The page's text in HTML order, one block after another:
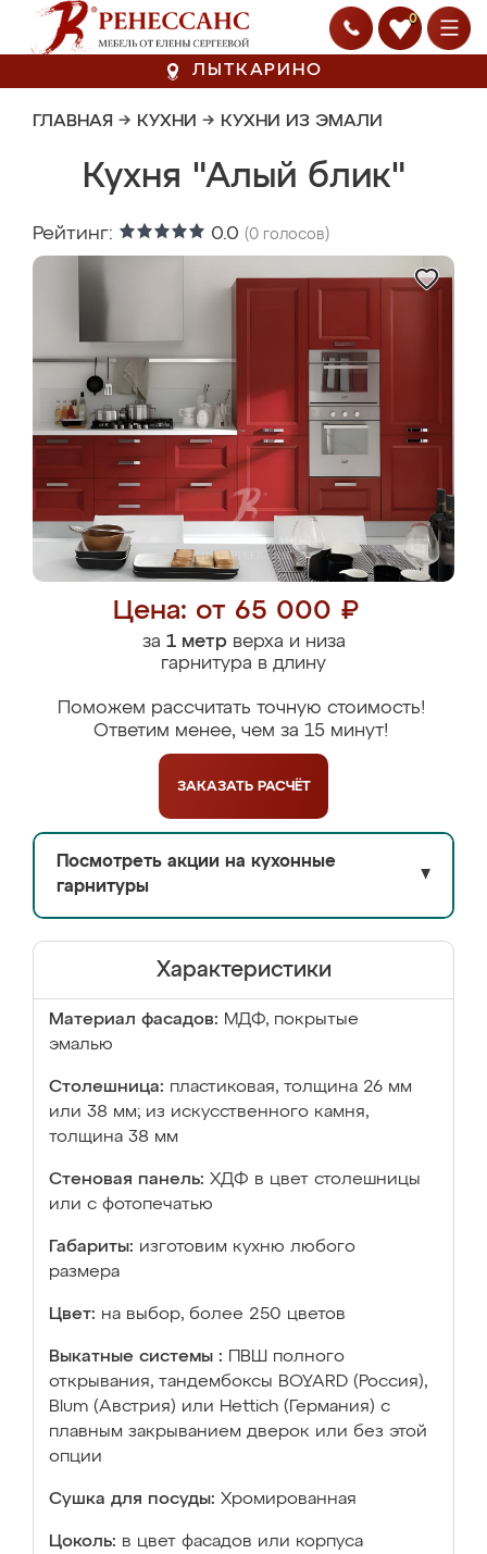
0
ЛЫТКАРИНО
ГЛАВНАЯ → КУХНИ → КУХНИ ИЗ ЭМАЛИ
Кухня "Алый блик"
Рейтинг: 0.0 (0 голосов)
Цена: от 65 000 ₽
за 1 метрверха и низа
гарнитура в длину
Поможем рассчитать точную стоимость!
Ответим менее, чем за 15 минут!
ЗАКАЗАТЬ РАСЧЁТ
Посмотреть акции на кухонные
гарнитуры
▼
Характеристики
Материал фасадов: МДФ, покрытые
эмалью
Столешница: пластиковая, толщина 26 мм
или 38 мм; из искусственного камня,
толщина 38 мм
Стеновая панель: ХДФ в цвет столешницы
или с фотопечатью
Габариты: изготовим кухню любого
размера
Цвет: на выбор, более 250 цветов
Выкатные системы :
ПВШ полного
открывания, тандембоксы BOYARD (Россия),
Blum (Австрия) или Hettich (Германия) с
плавным закрыванием дверок или без этой
опции
Сушка для посуды: Хромированная
Цоколь: в цвет фасадов или корпуса